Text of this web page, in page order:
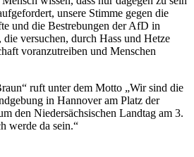
unsere Stimme gegen die
und die Bestrebungen der AfD in
die versuchen, durch Hass und Hetze
voranzutreiben und Menschen
ruft unter dem Motto „Wir sind die
in Hannover am Platz der
den Niedersächsischen Landtag am 3.
werde da sein.“